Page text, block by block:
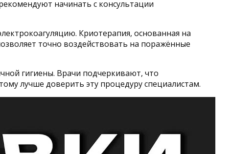
начинать с консультации
Криотерапия, основанная на
точно воздействовать на поражённые
гигиены. Врачи подчеркивают, что
лучше доверить эту процедуру специалистам.